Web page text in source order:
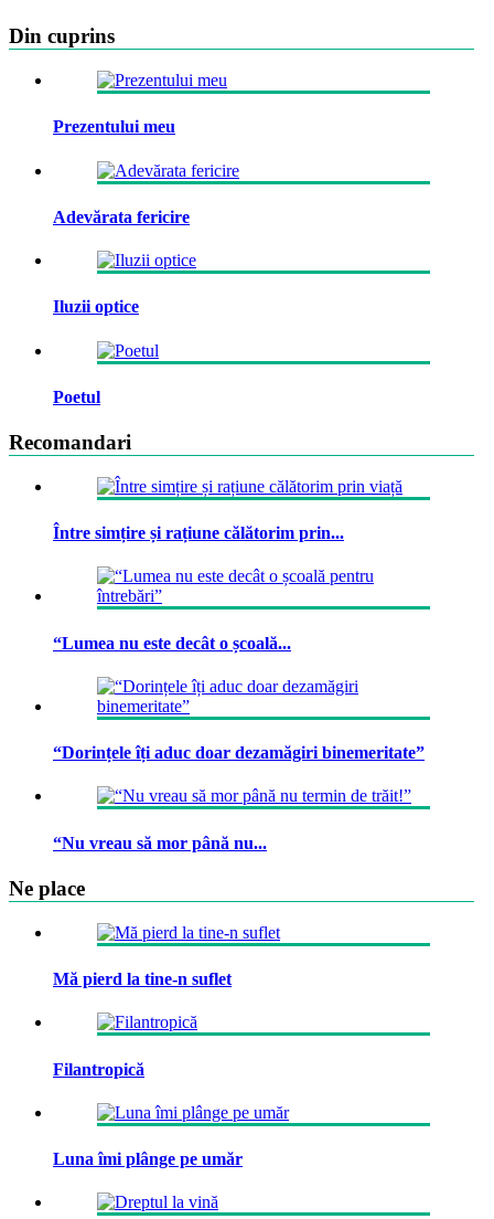
Din cuprins
Prezentului meu
Adevărata fericire
Iluzii optice
Poetul
Recomandari
Între simțire și rațiune călătorim prin...
“Lumea nu este decât o școală...
“Dorințele îți aduc doar dezamăgiri binemeritate”
“Nu vreau să mor până nu...
Ne place
Mă pierd la tine-n suflet
Filantropică
Luna îmi plânge pe umăr